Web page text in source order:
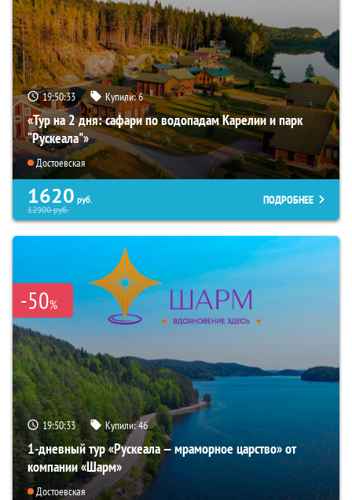
19:50:32 Купили:6
«Тур на 2 дня: сафари по водопадам Карелии и парк
“Рускеала"»
Достоевская
1620 руб.
12900руб.
ПОДРОБНЕЕ
-50%
19:50:32 Купили:46
1-дневный тур «Рускеала — мраморное царство» от
компании «Шарм»
Достоевская